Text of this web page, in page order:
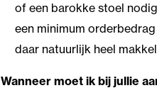
of een barokke stoel
een minimum
daar natuurlijk heel
Wanneer moet ik bij jullie